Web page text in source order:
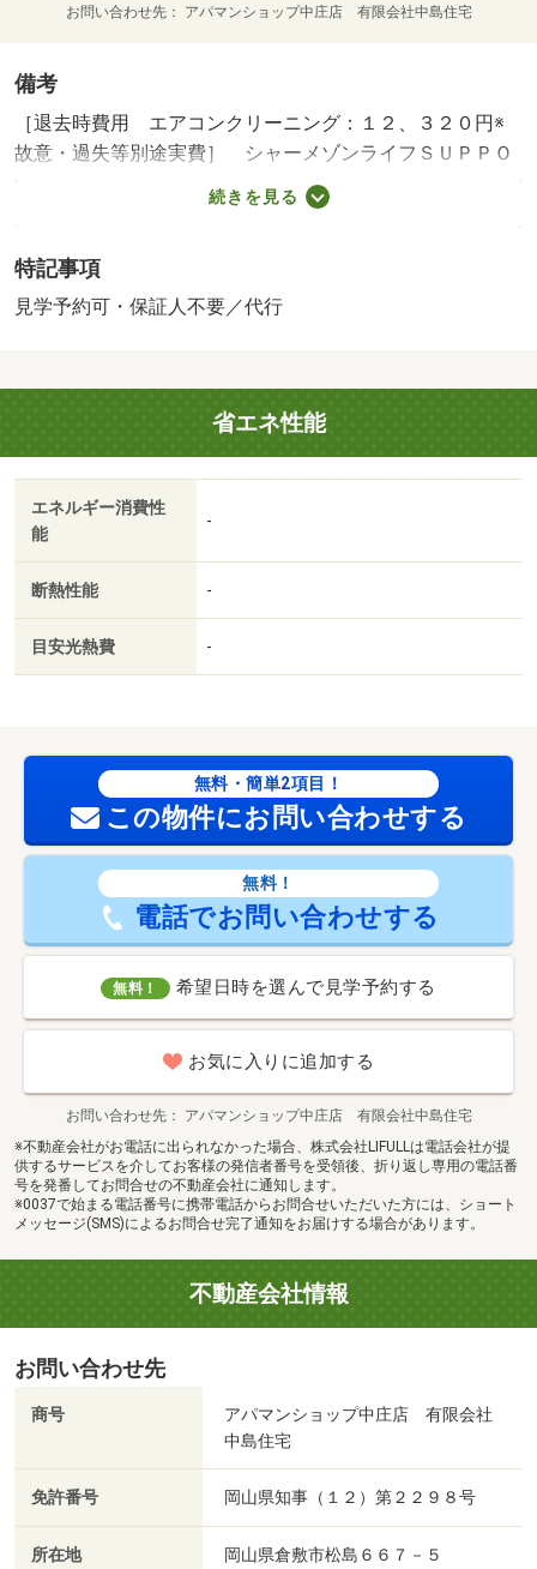
お問い合わせ先 アパマンショップ中庄店 有限会社中島住宅
備考
［退去時費用 エアコンクリーニング：１２、３２０円※
故意・過失等別途実費］ シャーメゾンライフＳＵＰＰＯ
ＲＴ２４（月額１，３２０円税込）へ別途加入要／インタ
ーネット無料ＷＩ−ＦＩ導入物件です！／オートバイをお
６／４／３／【※駐車場区画は変更となる場合がございま
す 【設備・特記事項備考】ペット不可・ルームシェア不
続きを見る
特記事項
見学予約可・保証人不要／代行
省エネ性能
エネルギー消費性
能
-
断熱性能 -
目安光熱費 -
無料・簡単2項目！
この物件にお問い合わせする
無料！
電話でお問い合わせする
無料！ 希望日時を選んで見学予約する
お気に入りに追加する
お問い合わせ先
アパマンショップ中庄店 有限会社中島住宅
※不動産会社がお電話に出られなかった場合、株式会社LIFULLは電話会社が提
供するサービスを介してお客様の発信者番号を受領後、折り返し専用の電話番
号を発番してお問合せの不動産会社に通知します。
※0037で始まる電話番号に携帯電話からお問合せいただいた方には、ショート
メッセージ(SMS)によるお問合せ完了通知をお届けする場合があります。
不動産会社情報
お問い合わせ先
商号
アパマンショップ中庄店 有限会社
中島住宅
免許番号 岡山県知事（１２）第２２９８号
所在地 岡山県倉敷市松島６６７－５